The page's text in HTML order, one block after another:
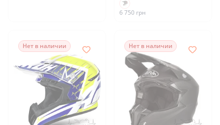
6 750 грн
Нет в наличии Нет в наличии